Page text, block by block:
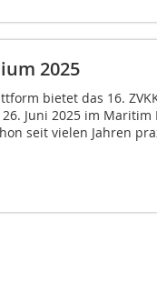
2025
bietet das 16.
Juni 2025 im
seit vielen Jahren